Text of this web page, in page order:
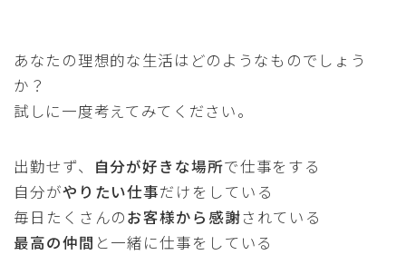
あなたの理想的な生活はどのようなものでしょう
か？
試しに一度考えてみてください。
出勤せず、 自分が好きな場所で仕事をする
自分がやりたい仕事だけをしている
毎日たくさんのお客様から感謝されている
最高の仲間 と一緒に仕事をしている